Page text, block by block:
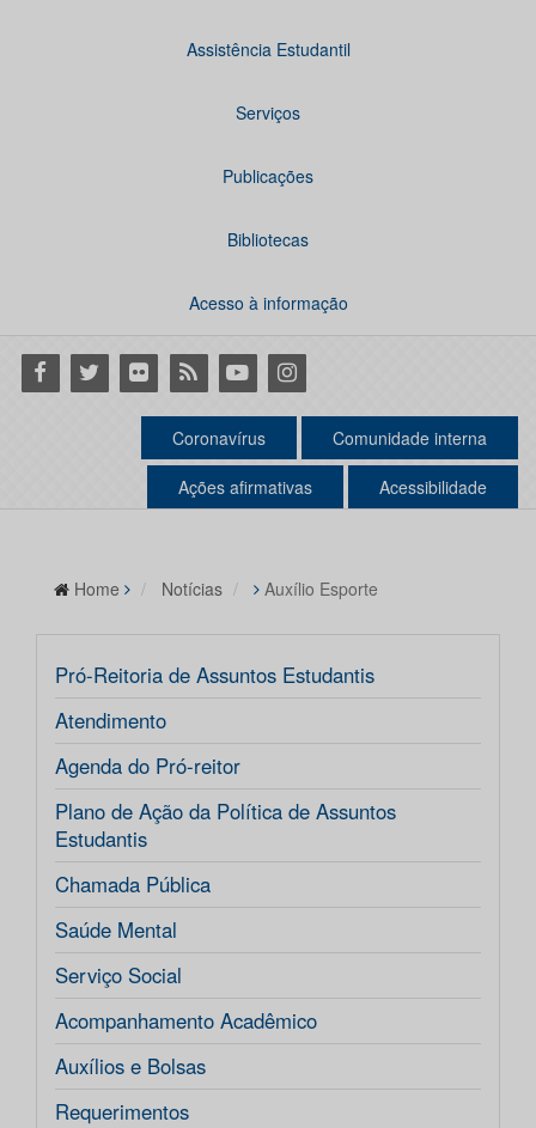
Assistência Estudantil
Serviços
Publicações
Bibliotecas
Acesso à informação
Facebook
Twitter Flickr RSS YoutubeInstagram
Coronavírus Comunidade interna
Ações afirmativas Acessibilidade
Home Notícias Auxílio Esporte
Pró-Reitoria de Assuntos Estudantis
Atendimento
Agenda do Pró-reitor
Plano de Ação da Política de Assuntos
Estudantis
Chamada Pública
Saúde Mental
Serviço Social
Acompanhamento Acadêmico
Auxílios e Bolsas
Requerimentos